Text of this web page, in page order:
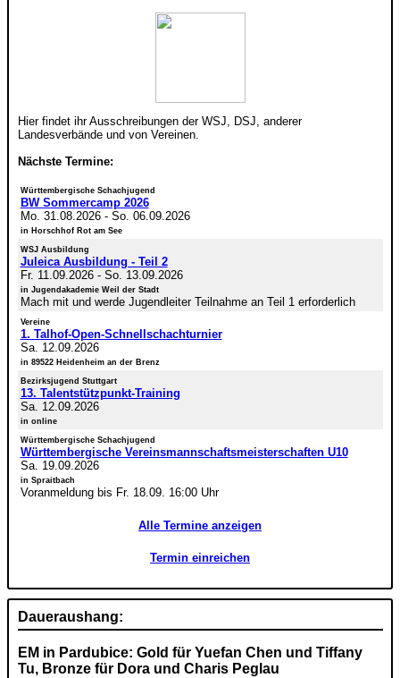
Hier findet ihr Ausschreibungen der WSJ, DSJ, anderer
Landesverbände und von Vereinen.
Nächste Termine:
Württembergische Schachjugend
BW Sommercamp 2026
Mo. 31.08.2026- So. 06.09.2026
in Horschhof Rot am See
WSJ Ausbildung
Juleica Ausbildung - Teil 2
Fr. 11.09.2026- So. 13.09.2026
in Jugendakademie Weil der Stadt
Mach mit und werde Jugendleiter Teilnahme an Teil 1 erforderlich
Vereine
1. Talhof-Open-Schnellschachturnier
Sa. 12.09.2026
in 89522 Heidenheim an der Brenz
Bezirksjugend Stuttgart
13. Talentstützpunkt-Training
Sa. 12.09.2026
in online
Württembergische Schachjugend
Württembergische Vereinsmannschaftsmeisterschaften U10
Sa. 19.09.2026
in Spraitbach
Voranmeldung bis Fr. 18.09. 16:00 Uhr
Alle Termine anzeigen
Termin einreichen
Daueraushang:
EM in Pardubice: Gold für Yuefan Chen und Tiffany
Tu, Bronze für Dora und Charis Peglau